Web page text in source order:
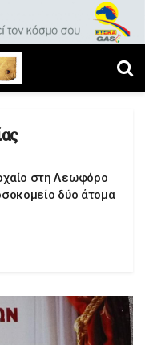
στη Λεωφόρο
δύο άτομα